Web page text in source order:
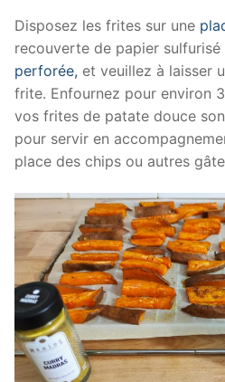
Disposez les frites sur une
recouverte de papier sulfurisé
perforée, et veuillez à laisser
frite. Enfournez pour environ
vos frites de patate douce
pour servir en
place des chips ou autres